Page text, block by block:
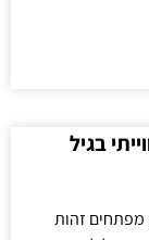
בגיל
מפתחים זהות